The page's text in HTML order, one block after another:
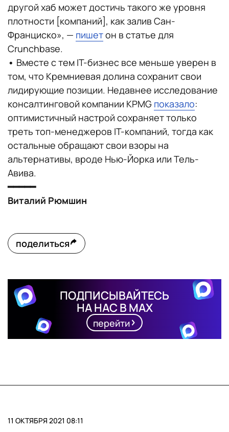
другой хаб может достичь такого же уровня
плотности [компаний], как залив Сан-
Франциско», — пишетон в статье для
Crunchbase.
• Вместе с тем IT-бизнес все меньше уверен в
том, что Кремниевая долина сохранит свои
лидирующие позиции. Недавнее исследование
консалтинговой компании KPMG показало:
оптимистичный настрой сохраняет только
треть топ-менеджеров IT-компаний, тогда как
остальные обращают свои взоры на
альтернативы, вроде Нью-Йорка или Тель-
Авива.
━━━━━
Виталий Рюмшин
поделиться
ПОДПИСЫВАЙТЕСЬ
НА НАС В MAX
перейти
11 ОКТЯБРЯ 2021 08:11